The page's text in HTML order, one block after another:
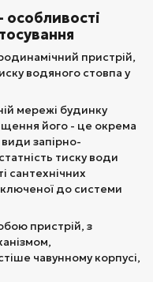
особливості
пристрій,
водяного стовпа у
мережі будинку
його - це окрема
запірно-
тиску води
сантехнічних
до системи
пристрій, з
чавунному корпусі,